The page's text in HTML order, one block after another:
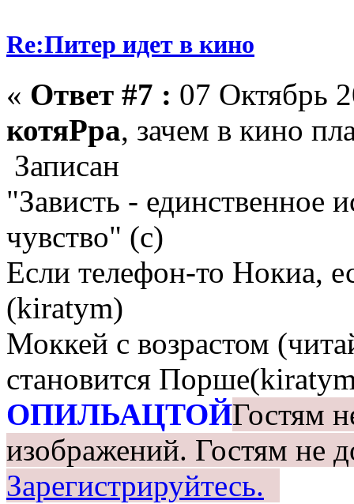
Re:Питер идет в кино
« Ответ #7 : 07 Октябрь
котяРра, зачем в кино
Записан
"Зависть - единственное
чувство" (с)
Если телефон-то Нокиа,
(kiratym)
Моккей с возрастом
становится
ОПИЛЬАЦТОЙГостям
изображений. Гостям не
Зарегистрируйтесь.